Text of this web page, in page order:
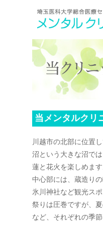
当メンタルクリ
川越市の北部に位置
沼という大きな沼で
蓮と花火を楽しめま
中心部には、蔵造り
氷川神社など観光ス
祭りは圧巻ですが、
など、それぞれの季